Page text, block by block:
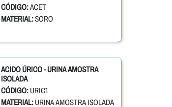
CÓDIGO:ACET
MATERIAL:SORO
ACIDO ÚRICO - URINA AMOSTRA
ISOLADA
CÓDIGO: URIC1
MATERIAL:URINA AMOSTRA ISOLADA